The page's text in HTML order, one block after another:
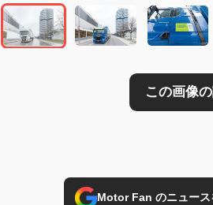
Motor Fan のニュー